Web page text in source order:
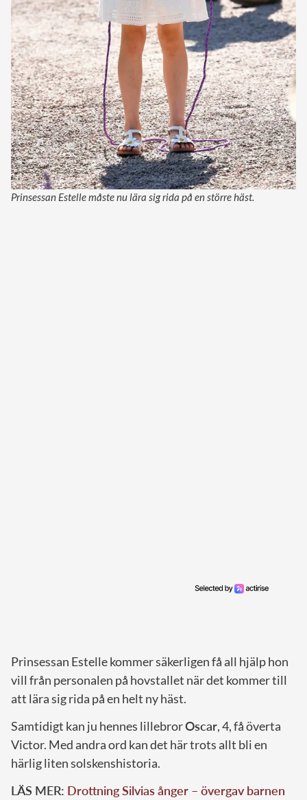
Prinsessan Estelle måste nu lära sig rida på en större häst.
Prinsessan Estelle kommer säkerligen få all hjälp hon
vill från personalen på hovstallet när det kommer till
att lära sig rida på en helt ny häst.
Samtidigt kan ju hennes lillebrorOscar, 4, få överta
Victor. Med andra ord kan det här trots allt bli en
härlig liten solskenshistoria.
LÄS MER: Drottning Silvias ånger – övergav barnen